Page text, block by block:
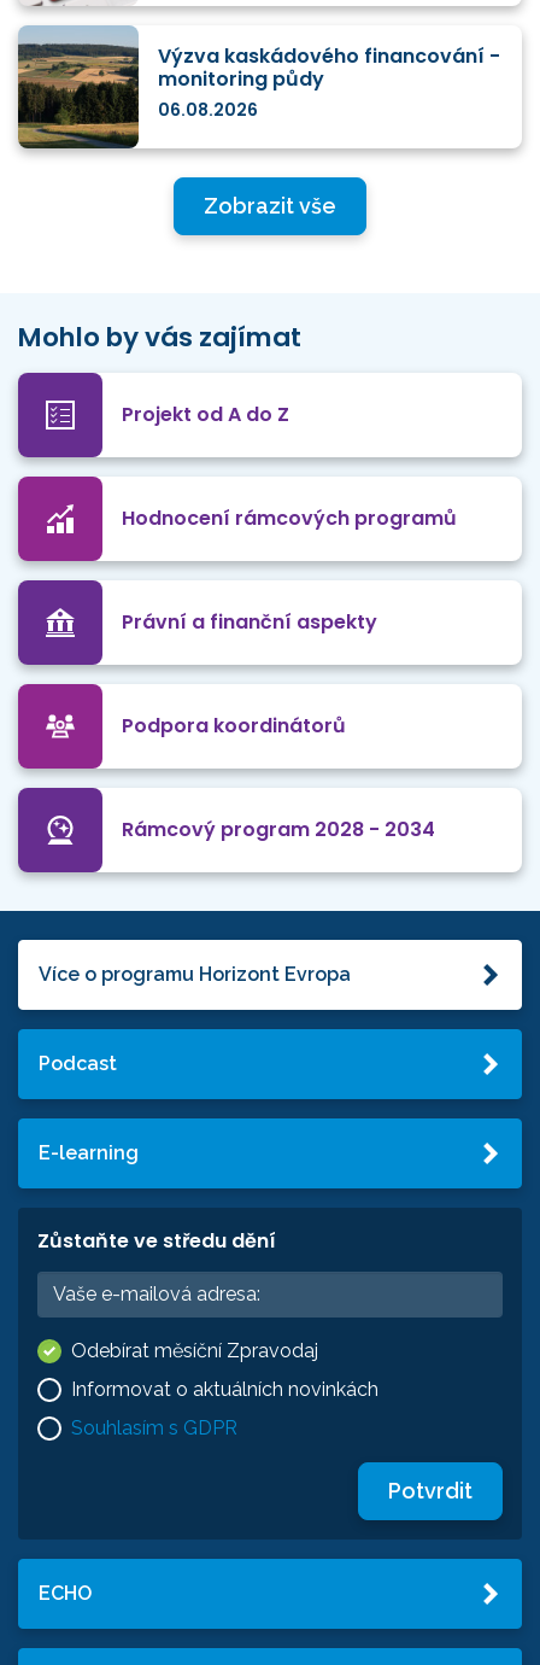
Výzva kaskádového financování -
monitoring půdy
06.08.2026
Zobrazit vše
Mohlo by vás zajímat
Projekt od A do Z
Hodnocení rámcových programů
Právní a finanční aspekty
Podpora koordinátorů
Rámcový program 2028 - 2034
Více o programu Horizont Evropa
Podcast
E-learning
Zůstaňte ve středu dění
Odebírat měsíční Zpravodaj
Informovat o aktuálních novinkách
Souhlasím s GDPR
Potvrdit
ECHO